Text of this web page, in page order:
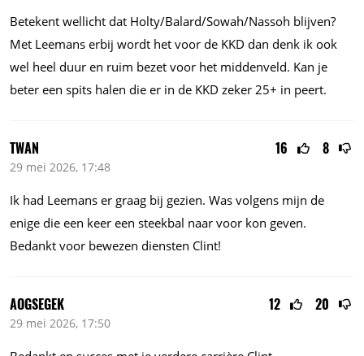
Betekent wellicht dat Holty/Balard/Sowah/Nassoh blijven?
Met Leemans erbij wordt het voor de KKD dan denk ik ook
wel heel duur en ruim bezet voor het middenveld. Kan je
beter een spits halen die er in de KKD zeker 25+ in peert.
16 8
TWAN
29 mei 2026, 17:48
Ik had Leemans er graag bij gezien. Was volgens mijn de
enige die een keer een steekbal naar voor kon geven.
Bedankt voor bewezen diensten Clint!
12 20
AOGSEGEK
29 mei 2026, 17:50